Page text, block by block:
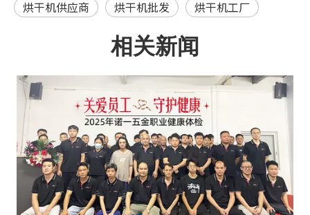
烘干机供应商 烘干机批发 烘干机工厂
相关新闻